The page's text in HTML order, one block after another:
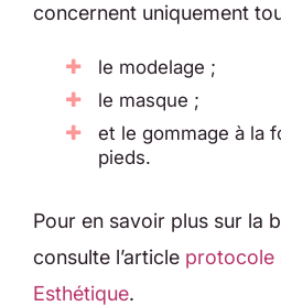
concernent uniquement
le modelage ;
le masque ;
et le gommage à la
pieds.
Pour en savoir plus sur la
consulte l’article protocole
Esthétique.